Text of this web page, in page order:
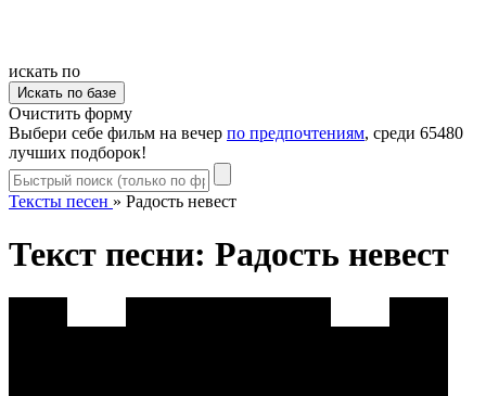
искать по
Очистить форму
Выбери себе фильм на вечер по предпочтениям, среди 65480
лучших подборок!
Тексты песен » Радость невест
Текст песни: Радость невест